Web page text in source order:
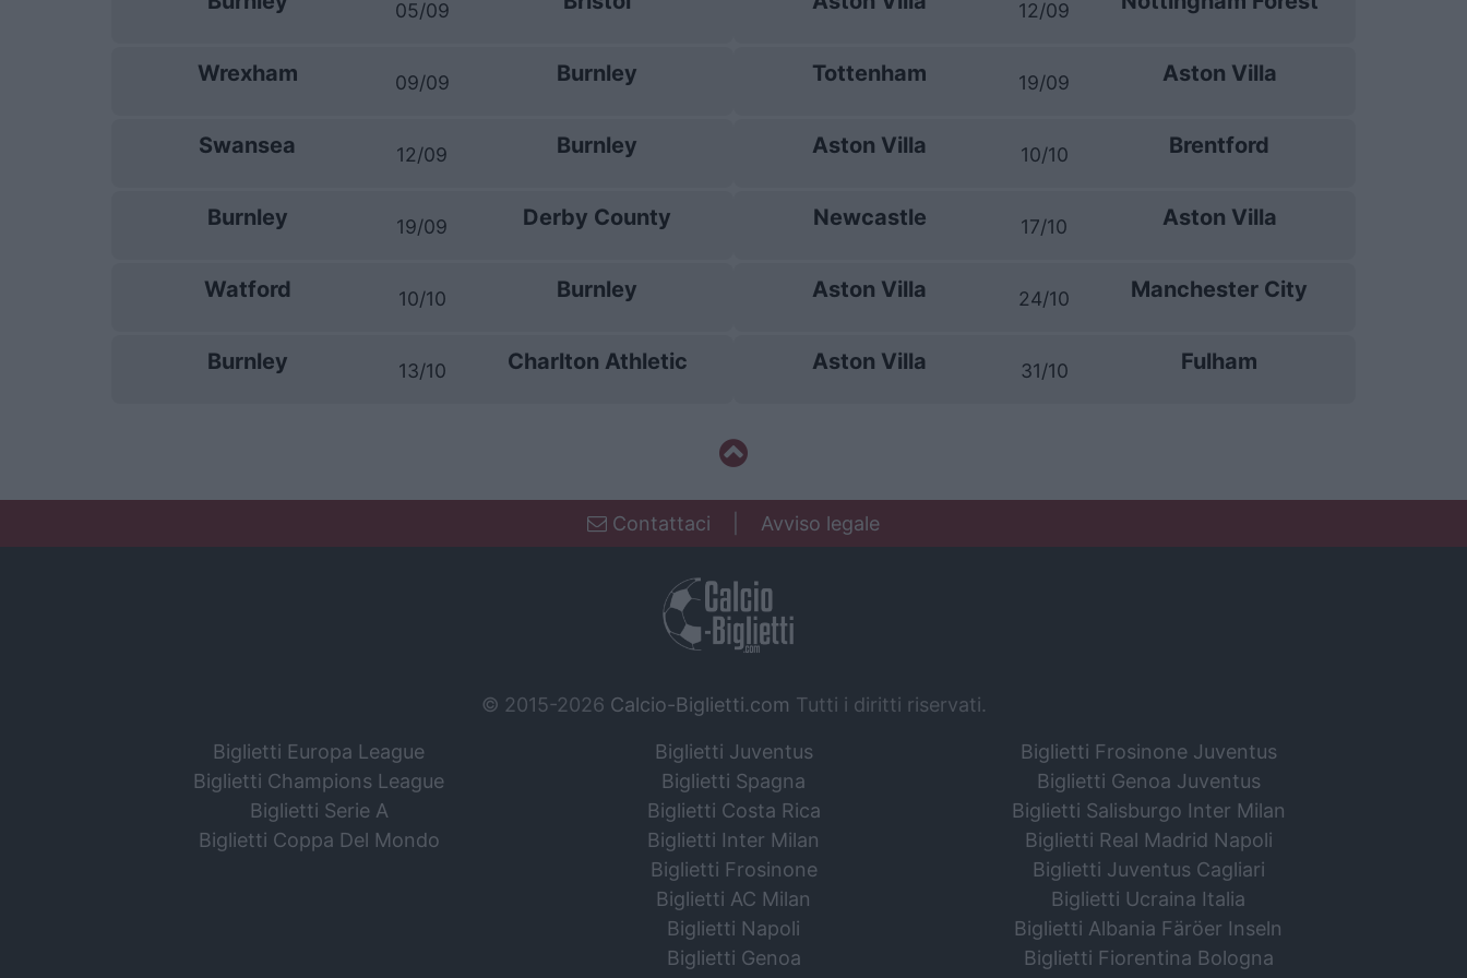
05/09
Wrexham 09/09 Burnley
Swansea 12/09 Burnley
Burnley 19/09 Derby County
Watford 10/10 Burnley
Burnley 13/10 Charlton Athletic
12/09
Tottenham 19/09 Aston Villa
Aston Villa 10/10 Brentford
Newcastle 17/10 Aston Villa
Aston Villa 24/10 Manchester City
Aston Villa 31/10 Fulham
Contattaci Avviso legale
© 2015-2026 Calcio-Biglietti.com Tutti i diritti riservati.
Biglietti Europa League
Biglietti Champions League
Biglietti Serie A
Biglietti Coppa Del Mondo
Biglietti Juventus
Biglietti Spagna
Biglietti Costa Rica
Biglietti Inter Milan
Biglietti Frosinone
Biglietti AC Milan
Biglietti Napoli
Biglietti Genoa
Biglietti Frosinone Juventus
Biglietti Genoa Juventus
Biglietti Salisburgo Inter Milan
Biglietti Real Madrid Napoli
Biglietti Juventus Cagliari
Biglietti Ucraina Italia
Biglietti Albania Färöer Inseln
Biglietti Fiorentina Bologna